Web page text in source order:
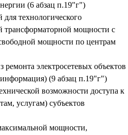
(6 абзац п.19"г")
технологического
трансформаторной мощности с
мощности по центрам
электросетевых объектов
(9 абзац п.19"г")
возможности доступа к
услугам) субъектов
мощности,